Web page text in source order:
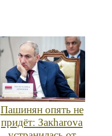
Пашинян опять не
придёт: Закharova